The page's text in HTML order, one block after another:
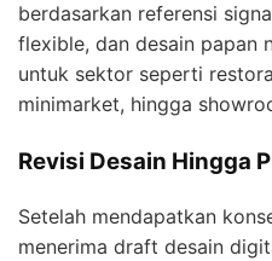
berdasarkan referensi
flexible, dan desain papan
untuk sektor seperti
minimarket, hingga
Revisi Desain Hingga
Setelah mendapatkan
menerima draft desain